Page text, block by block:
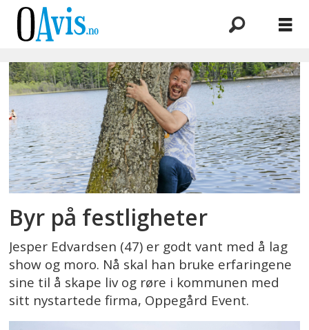
Emne:
jesper
edvardsen
Byr på festligheter
Jesper Edvardsen (47) er godt vant med å lag
show og moro. Nå skal han bruke erfaringene
sine til å skape liv og røre i kommunen med
sitt nystartede firma, Oppegård Event.